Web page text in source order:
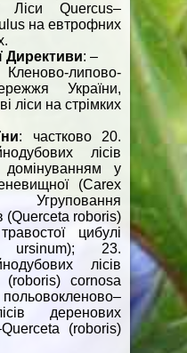
Quercus–
на евтрофних
Директиви: –
липово-
України,
ліси на стрімких
: частково 20.
лісів
у
(Carex
(Quercetа roboris)
цибулі
ursinum); 23.
лісів
(roboris) cornosа
деренових
(roboris)